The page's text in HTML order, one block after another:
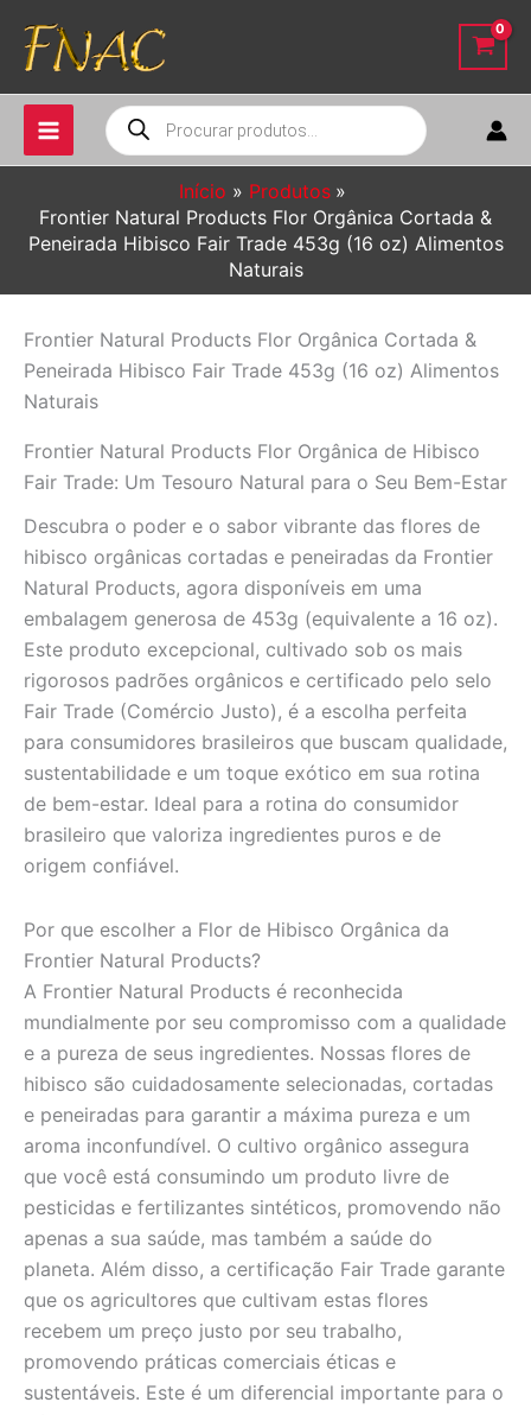
para
conteúdo
Pesquisar
produtos
Início
Produtos
Frontier Natural Products Flor Orgânica Cortada &
Peneirada Hibisco Fair Trade 453g (16 oz) Alimentos
Naturais
Frontier Natural Products Flor Orgânica Cortada &
Peneirada Hibisco Fair Trade 453g (16 oz) Alimentos
Naturais
Frontier Natural Products Flor Orgânica de Hibisco
Fair Trade: Um Tesouro Natural para o Seu Bem-Estar
Descubra o poder e o sabor vibrante das flores de
hibisco orgânicas cortadas e peneiradas da Frontier
Natural Products, agora disponíveis em uma
embalagem generosa de 453g (equivalente a 16 oz).
Este produto excepcional, cultivado sob os mais
rigorosos padrões orgânicos e certificado pelo selo
Fair Trade (Comércio Justo), é a escolha perfeita
para consumidores brasileiros que buscam qualidade,
sustentabilidade e um toque exótico em sua rotina
de bem-estar. Ideal para a rotina do consumidor
brasileiro que valoriza ingredientes puros e de
origem confiável.
Por que escolher a Flor de Hibisco Orgânica da
Frontier Natural Products?
A Frontier Natural Products é reconhecida
mundialmente por seu compromisso com a qualidade
e a pureza de seus ingredientes. Nossas flores de
hibisco são cuidadosamente selecionadas, cortadas
e peneiradas para garantir a máxima pureza e um
aroma inconfundível. O cultivo orgânico assegura
que você está consumindo um produto livre de
pesticidas e fertilizantes sintéticos, promovendo não
apenas a sua saúde, mas também a saúde do
planeta. Além disso, a certificação Fair Trade garante
que os agricultores que cultivam estas flores
recebem um preço justo por seu trabalho,
promovendo práticas comerciais éticas e
sustentáveis. Este é um diferencial importante para o